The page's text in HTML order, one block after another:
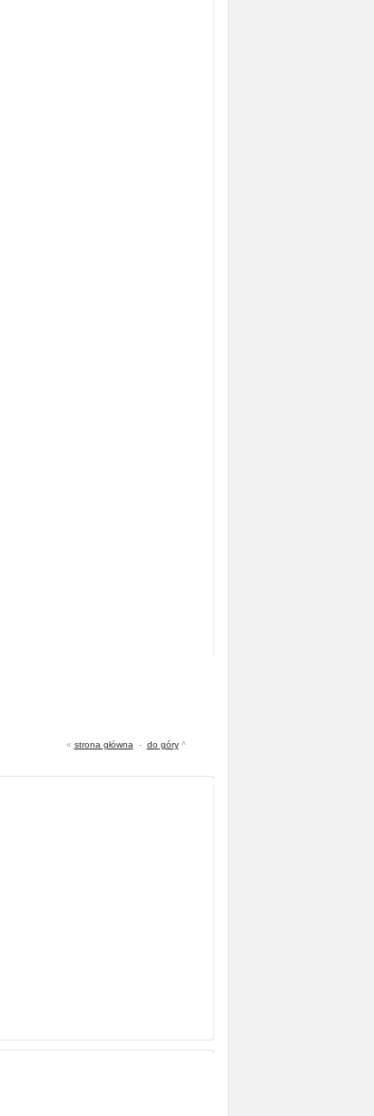
« strona główna - do góry^